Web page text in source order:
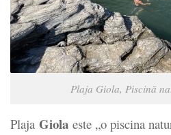
Plaja Giola, Piscină
Plaja Giola este „o piscina